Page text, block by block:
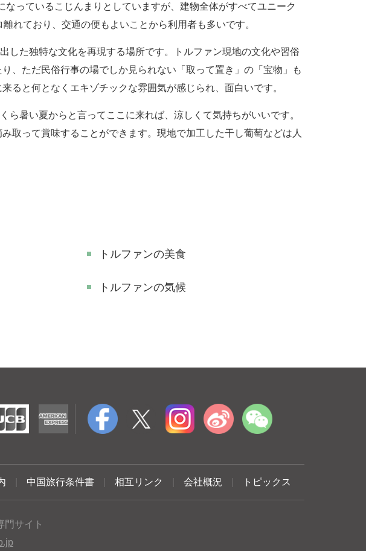
っているこじんまりとしていますが、建物全体がすべてユニーク
れており、交通の便もよいことから利用者も多いです。
た独特な文化を再現する場所です。トルファン現地の文化や習俗
、ただ民俗行事の場でしか見られない「取って置き」の「宝物」も
ると何となくエキゾチックな雰囲気が感じられ、面白いです。
暑い夏からと言ってここに来れば、涼しくて気持ちがいいです。
取って賞味することができます。現地で加工した干し葡萄などは人
トルファンの美食
トルファンの気候
中国旅行条件書 相互リンク 会社概況 トピックス
門サイト